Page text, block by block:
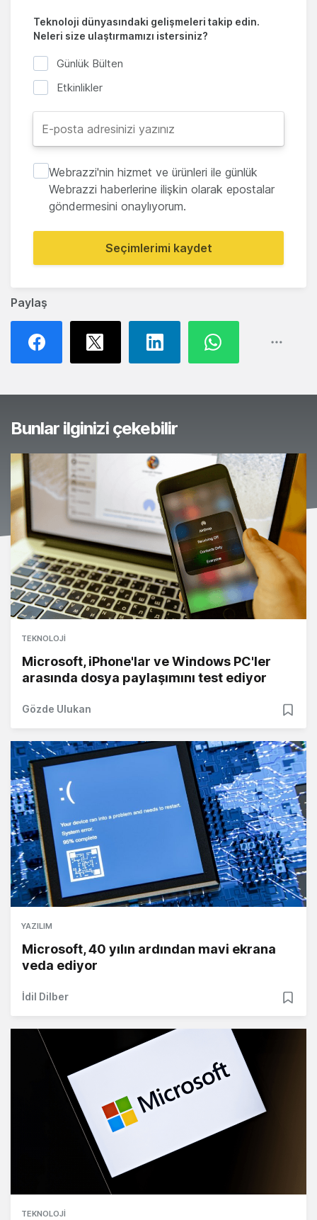
Paylaş
Teknoloji dünyasındaki gelişmeleri takip edin.
Neleri size ulaştırmamızı istersiniz?
Günlük Bülten
Etkinlikler
Webrazzi'nin hizmet ve ürünleri ile günlük
Webrazzi haberlerine ilişkin olarak epostalar
göndermesini onaylıyorum.
Seçimlerimi kaydet
Bunlar ilginizi çekebilir
TEKNOLOJI
Microsoft, iPhone'lar ve Windows PC'ler
arasında dosya paylaşımını test ediyor
Gözde Ulukan
YAZILIM
Microsoft, 40 yılın ardından mavi ekrana
veda ediyor
İdil Dilber
TEKNOLOJI